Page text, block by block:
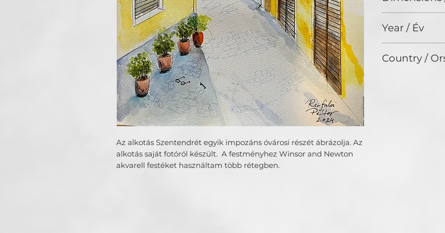
Az alkotás Szentendrét egyik impozáns óvárosi részét ábrázolja. Az
alkotás saját fotóról készült. A festményhez Winsor and Newton
akvarell festéket használtam több rétegben.
fejlesztettem
részlet gazdag
ami kapcsolódik
érzéseinkhez.
Year / Év
Country /